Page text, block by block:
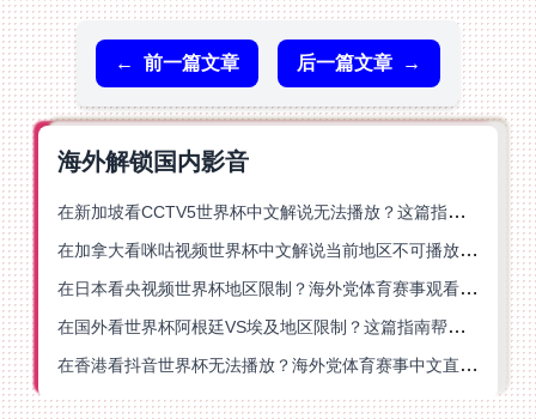
← 前一篇文章 后一篇文章 →
海外解锁国内影音
在新加坡看CCTV5世界杯中文解说无法播放？这篇指南帮你解锁海外体育直播自由
在加拿大看咪咕视频世界杯中文解说当前地区不可播放？这篇指南帮你一键解决
在日本看央视频世界杯地区限制？海外党体育赛事观看终极指南
在国外看世界杯阿根廷VS埃及地区限制？这篇指南帮你搞定中文直播+解说
在香港看抖音世界杯无法播放？海外党体育赛事中文直播终极指南